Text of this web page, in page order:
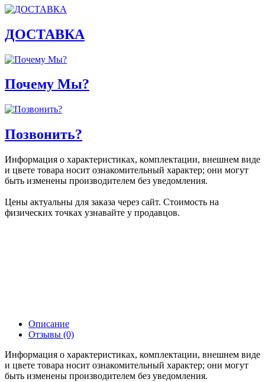
ДОСТАВКА
Почему Мы?
Позвонить?
Информация о характеристиках, комплектации, внешнем виде
и цвете товара носит ознакомительный характер; они могут
быть изменены производителем без уведомления.
Цены актуальны для заказа через сайт. Стоимость на
физических точках узнавайте у продавцов.
Описание
Отзывы (0)
Информация о характеристиках, комплектации, внешнем виде
и цвете товара носит ознакомительный характер; они могут
быть изменены производителем без уведомления.